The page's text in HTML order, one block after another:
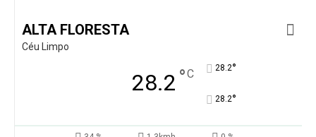
ALTA FLORESTA
Céu Limpo
28.2 °C 28.2°
28.2°